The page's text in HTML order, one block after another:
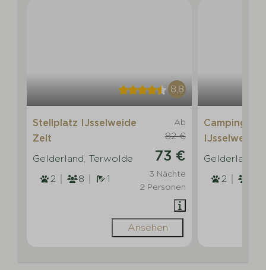
8,8
Ab
82 €
73 €
3 Nächte
2 Personen
Stellplatz IJsselweide
Zelt
Gelderland, Terwolde
2
8 1
Ansehen
IJsselweide
Gelderland,
2